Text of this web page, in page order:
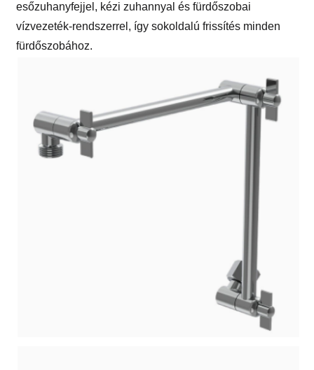
esőzuhanyfejjel, kézi zuhannyal és fürdőszobai
vízvezeték-rendszerrel, így sokoldalú frissítés minden
fürdőszobához.